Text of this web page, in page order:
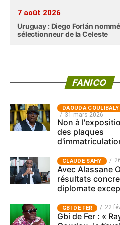
7 août 2026
Uruguay : Diego Forlán nommé
sélectionneur de la Celeste
FANICO
‎DAOUDA COULIBALY
31 mars 2026
Non à
des plaques
CLAUDE SAHY
Avec Alassane
résultats
diplomate
GBI DE FER 22
Gbi de Fer : «